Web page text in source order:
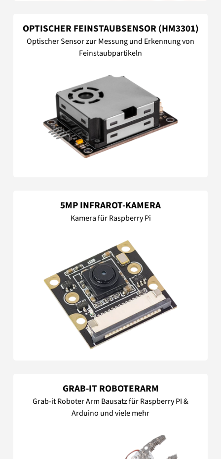
OPTISCHER FEINSTAUBSENSOR (HM3301)
Optischer Sensor zur Messung und Erkennung von
Feinstaubpartikeln
5MP INFRAROT-KAMERA
Kamera für Raspberry Pi
GRAB-IT ROBOTERARM
Grab-it Roboter Arm Bausatz für Raspberry PI &
Arduino und viele mehr